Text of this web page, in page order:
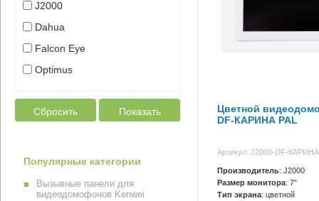
J2000
Dahua
Falcon Eye
Optimus
Сбросить Показать
Популярные категории
Вызывные панели для
видеодомофонов Kenwei
Цветной
DF-КАРИНА PAL
Артикул: J2000-DF-КАРИНА
Производитель: J2000
Размер монитора: 7"
Тип экрана: цветной